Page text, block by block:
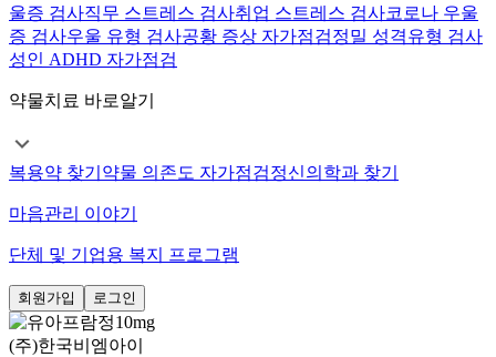
울증 검사직무 스트레스 검사취업 스트레스 검사코로나 우울
증 검사우울 유형 검사공황 증상 자가점검정밀 성격유형 검사
성인 ADHD 자가점검
약물치료 바로알기
복용약 찾기 약물 의존도 자가점검정신의학과 찾기
마음관리 이야기
단체 및 기업용 복지 프로그램
회원가입 로그인
(주)한국비엠아이